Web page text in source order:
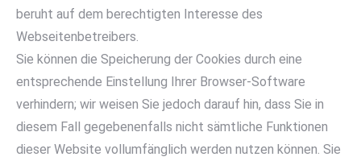
beruht auf dem berechtigten Interesse des
Webseitenbetreibers.
Sie können die Speicherung der Cookies durch eine
entsprechende Einstellung Ihrer Browser-Software
verhindern; wir weisen Sie jedoch darauf hin, dass Sie in
diesem Fall gegebenenfalls nicht sämtliche Funktionen
dieser Website vollumfänglich werden nutzen können. Sie